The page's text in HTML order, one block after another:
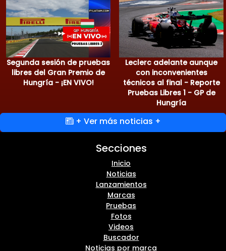
Segunda sesión de pruebas
libres del Gran Premio de
Hungría - ¡EN VIVO!
Leclerc adelante aunque
con inconvenientes
técnicos al final - Reporte
Pruebas Libres 1 - GP de
Hungría
+ Ver más noticias +
Secciones
Inicio
Noticias
Lanzamientos
Marcas
Pruebas
Fotos
Videos
Buscador
Noticias por marca